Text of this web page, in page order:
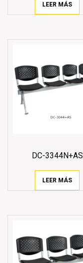
LEER MÁS
DC-3344N+AS
LEER MÁS